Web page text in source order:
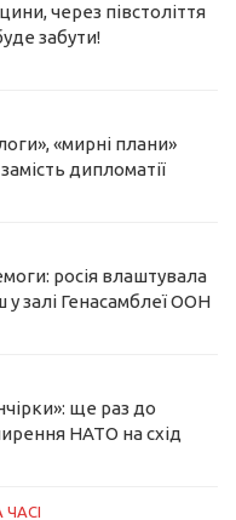
через півстоліття
забути!
«мирні плани»
дипломатії
росія влаштувала
залі Генасамблеї ООН
ще раз до
НАТО на схід
ЧАСІ